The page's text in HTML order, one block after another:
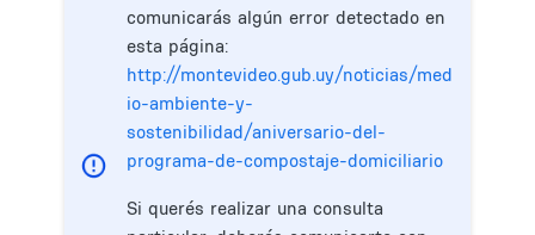
comunicarás algún error detectado en
esta página:
http://montevideo.gub.uy/noticias/med
io-ambiente-y-
sostenibilidad/aniversario-del-
programa-de-compostaje-domiciliario
Si querés realizar una consulta